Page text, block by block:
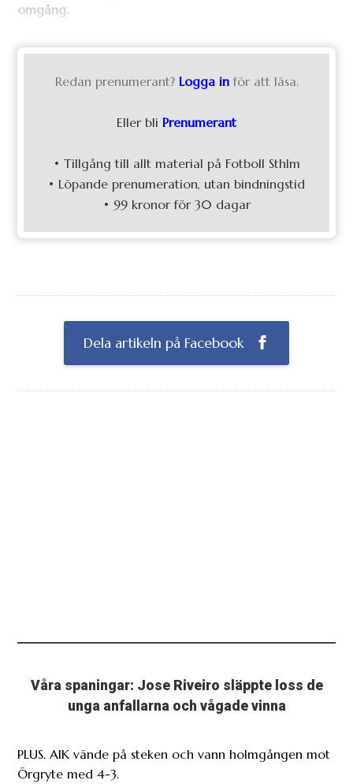
omgång.
Redan prenumerant? Logga in för att läsa.
Eller bli Prenumerant
• Tillgång till allt material på Fotboll Sthlm
• Löpande prenumeration, utan bindningstid
• 99 kronor för 30 dagar
Dela artikeln på Facebook
Våra spaningar: Jose Riveiro släppte loss de
unga anfallarna och vågade vinna
PLUS. AIK vände på steken och vann holmgången mot
Örgryte med 4-3.